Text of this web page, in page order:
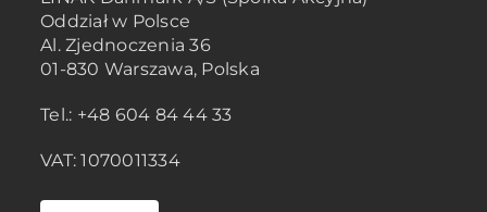
Oddział w Polsce
Al. Zjednoczenia 36
01-830 Warszawa, Polska
Tel.: +48 604 84 44 33
VAT: 1070011334